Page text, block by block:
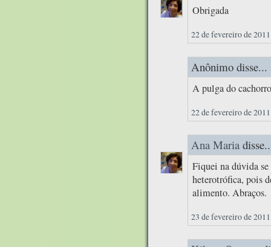
Obrigada
22 de fevereiro de
Anônimo disse...
A pulga do
22 de fevereiro de
Ana Maria
Fiquei na dúvida
heterotrófica, pois
alimento. Abraços.
23 de fevereiro de